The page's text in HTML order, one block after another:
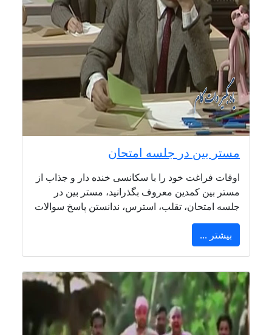
مستر بین در جلسه امتحان
اوقات فراغت خود را با سکانسی خنده دار و جذاب از
مستر بین کمدین معروف بگذرانید، مستر بین در
جلسه امتحان، تقلب، استرس، ندانستن پاسخ سوالات
بیشتر ...